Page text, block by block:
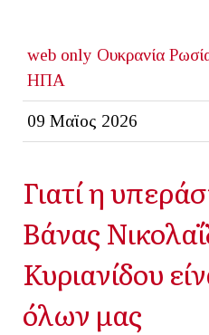
web only Ουκρανία
ΗΠΑ
09 Μαϊος 2026
Γιατί η
Βάνας
Κυριανίδου
όλων μας